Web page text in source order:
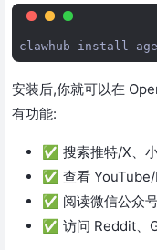
clawhub install
安装后,你就可以在
有功能:
✅ 搜索推特/X、
✅ 查看
✅ 阅读微信公众
✅ 访问 Reddit、